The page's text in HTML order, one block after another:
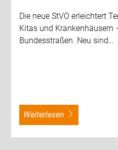
Die neue StVO erleichtert
Kitas und Krankenhäusern
Bundesstraßen. Neu sind…
weiterlesen